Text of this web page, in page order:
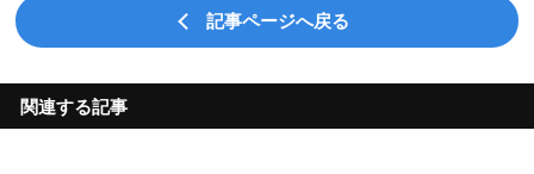
記事ページへ戻る
関連する記事